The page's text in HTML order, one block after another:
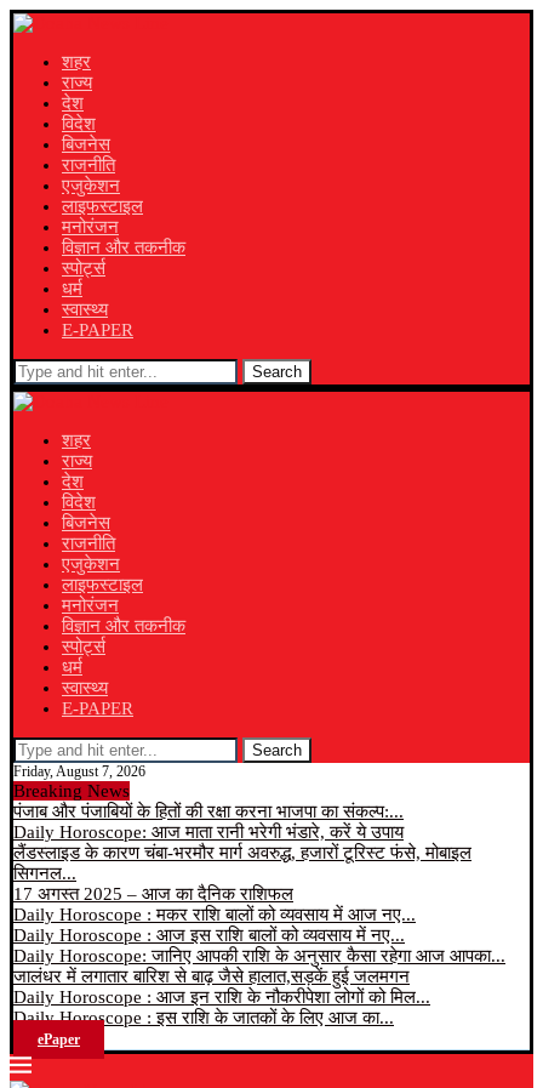
शहर
राज्य
देश
विदेश
बिजनेस
राजनीति
एजुकेशन
लाइफस्टाइल
मनोरंजन
विज्ञान और तकनीक
स्पोर्ट्स
धर्म
स्वास्थ्य
E-PAPER
Search
शहर
राज्य
देश
विदेश
बिजनेस
राजनीति
एजुकेशन
लाइफस्टाइल
मनोरंजन
विज्ञान और तकनीक
स्पोर्ट्स
धर्म
स्वास्थ्य
E-PAPER
Search
Friday, August 7, 2026
Breaking News
पंजाब और पंजाबियों के हितों की रक्षा करना भाजपा का संकल्प:...
Daily Horoscope: आज माता रानी भरेगी भंडारे, करें ये उपाय
लैंडस्लाइड के कारण चंबा-भरमौर मार्ग अवरुद्ध, हजारों टूरिस्ट फंसे, मोबाइल
सिगनल...
17 अगस्त 2025 – आज का दैनिक राशिफल
Daily Horoscope : मकर राशि बालों को व्यवसाय में आज नए...
Daily Horoscope : आज इस राशि बालों को व्यवसाय में नए...
Daily Horoscope: जानिए आपकी राशि के अनुसार कैसा रहेगा आज आपका...
जालंधर में लगातार बारिश से बाढ़ जैसे हालात,सड़कें हुई जलमगन
Daily Horoscope : आज इन राशि के नौकरीपेशा लोगों को मिल...
Daily Horoscope : इस राशि के जातकों के लिए आज का...
ePaper